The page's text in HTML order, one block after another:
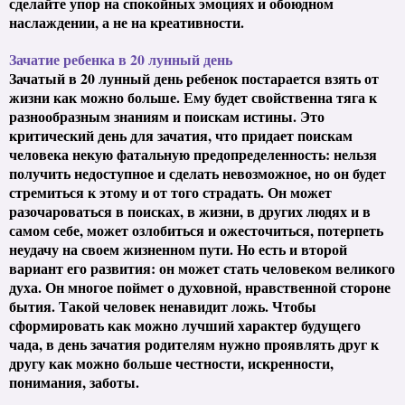
наслаждении, а не на креативности.
Зачатие ребенка в 20 лунный день
Зачатый в 20 лунный день ребенок постарается взять от
жизни как можно больше. Ему будет свойственна тяга к
разнообразным знаниям и поискам истины. Это
критический день для зачатия, что придает поискам
человеканекую фатальную предопределенность: нельзя
получить недоступное и сделать невозможное, но он будет
стремиться к этому и от того страдать. Он может
разочароваться в поисках, в жизни, в других людях и в
самом себе, может озлобиться и ожесточиться, потерпеть
неудачу на своем жизненном пути. Но есть и второй
вариант его развития: он может стать человеком великого
духа. Он многое поймет о духовной, нравственной стороне
бытия. Такой человек ненавидит ложь. Чтобы
сформировать как можно лучший характер будущего
чада, в день зачатия родителям нужно проявлять друг к
другу как можно больше честности, искренности,
понимания, заботы.